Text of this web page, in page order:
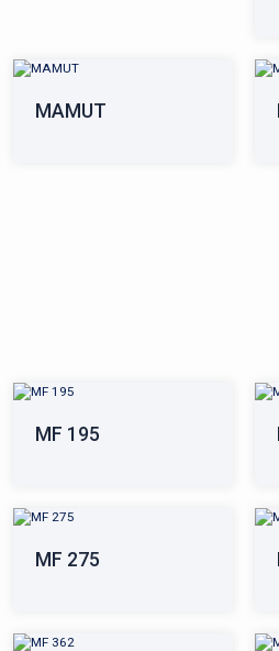
MAMUT
MF 195
MF 275